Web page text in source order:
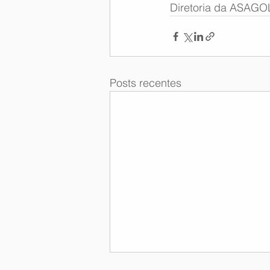
Diretoria da
Posts recentes